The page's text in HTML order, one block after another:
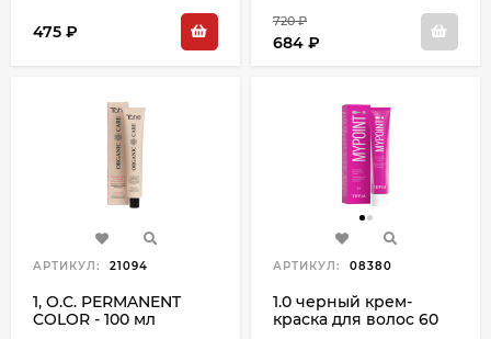
475 ₽
720 ₽
684 ₽
АРТИКУЛ: 21094
1, O.C. PERMANENT
COLOR - 100 мл
АРТИКУЛ: 08380
1.0 черный крем-
краска для волос 60